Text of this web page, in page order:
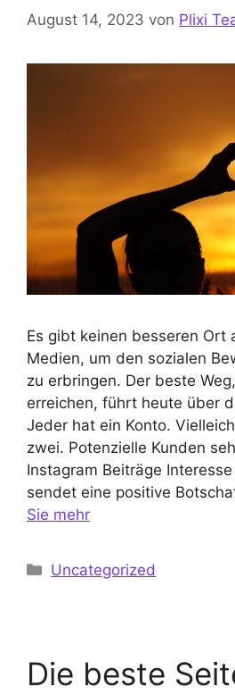
August 14, 2023 von Plixi
Es gibt keinen besseren Ort
Medien, um den sozialen
zu erbringen. Der beste
erreichen, führt heute über
Jeder hat ein Konto.
zwei. Potenzielle Kunden
Instagram Beiträge
sendet eine positive
Sie mehr
Kategorien
Uncategorized
Die beste